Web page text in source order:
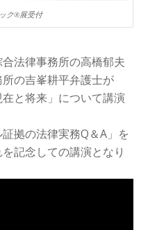
ク®展受付
法律事務所の高橋郁夫
の吉峯耕平弁護士が
在と将来」について講演
拠の法律実務Q＆A」を
記念しての講演となり